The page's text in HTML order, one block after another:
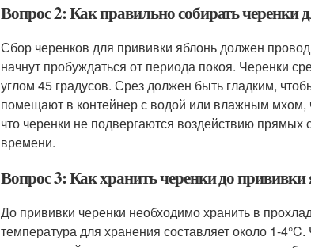
Вопрос 2: Как правильно собирать черенки
Сбор черенков для прививки яблонь должен
начнут пробуждаться от периода покоя. Черенки
углом 45 градусов. Срез должен быть гладким,
помещают в контейнер с водой или влажным мхом,
что черенки не подвергаются воздействию прямых
времени.
Вопрос 3: Как хранить черенки до прививки
До прививки черенки необходимо хранить в
температура для хранения составляет около 1-